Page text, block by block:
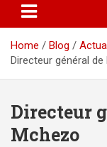
Home Blog
Directeur général
Directeur
Mchezo